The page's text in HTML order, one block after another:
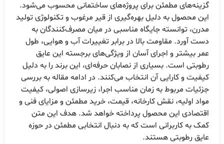
گزینه‌های مطمئن برای پروژه‌های ساختمانی محسوب می‌شود.
این محصول به دلیل بهره‌گیری از قیر مرغوب و تکنولوژی تولید
مدرن، توانسته جایگاه مناسبی در میان مصرف‌کنندگان به
دست آورد. مقاومت بالا در برابر تغییرات آب و هوایی، طول
عمر بیشتر و اجرای آسان از ویژگی‌های برجسته این عایق
رطوبتی است. بسیاری از نصابان حرفه‌ای، این برند را به دلیل
کیفیت و کارایی آن انتخاب می‌کنند. در ادامه مقاله به بررسی
جزئیات مربوط به زمان مناسب اجرا، زیرسازی اصولی، کیفیت
مواد اولیه، نقش کارخانه، قیمت، خرید مطمئن و مزایای فنی و
اقتصادی این محصول پرداخته خواهد شد. هدف این متن
کمک به کاربرانی است که به دنبال انتخابی مطمئن در حوزه
عایق رطوبتی هستند.